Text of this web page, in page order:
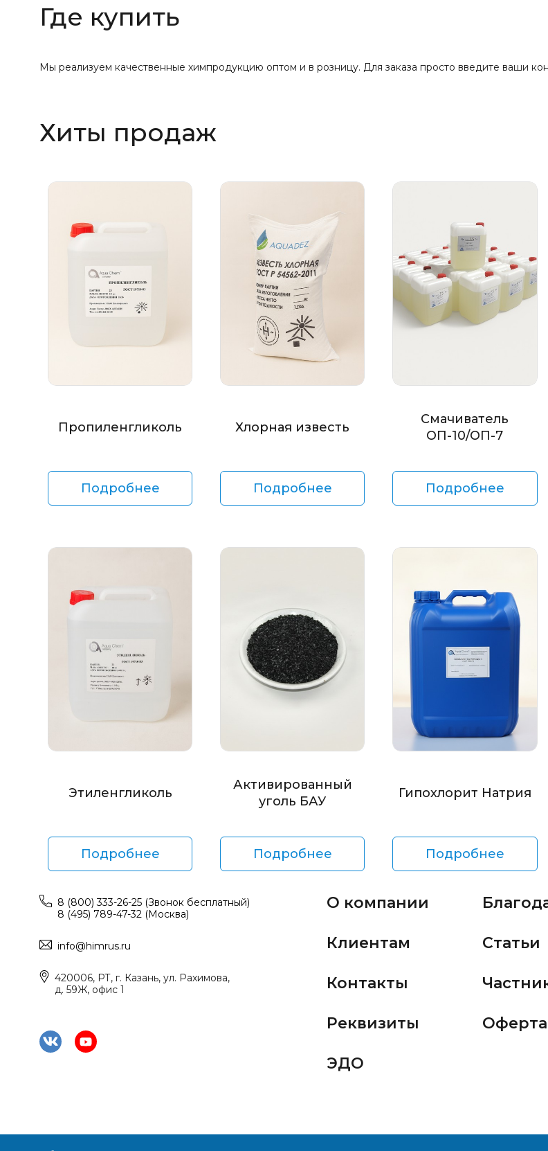
Где купить
Мы реализуем качественные химпродукцию оптом и в розницу. Для заказа просто введите ваши
Хиты продаж
Пропиленгликоль
Подробнее
Хлорная известь
Подробнее
Смачиватель
ОП-10/ОП-7
Подробнее
Этиленгликоль
Подробнее
Активированный
уголь БАУ
Подробнее
Гипохлорит Натрия
Подробнее
8 (800) 333-26-25 (Звонок бесплатный)
8 (495) 789-47-32 (Москва)
info@himrus.ru
420006, РТ, г. Казань, ул. Рахимова,
д. 59Ж, офис 1
О компании
Клиентам
Контакты
Реквизиты
ЭДО
Статьи
Оферта